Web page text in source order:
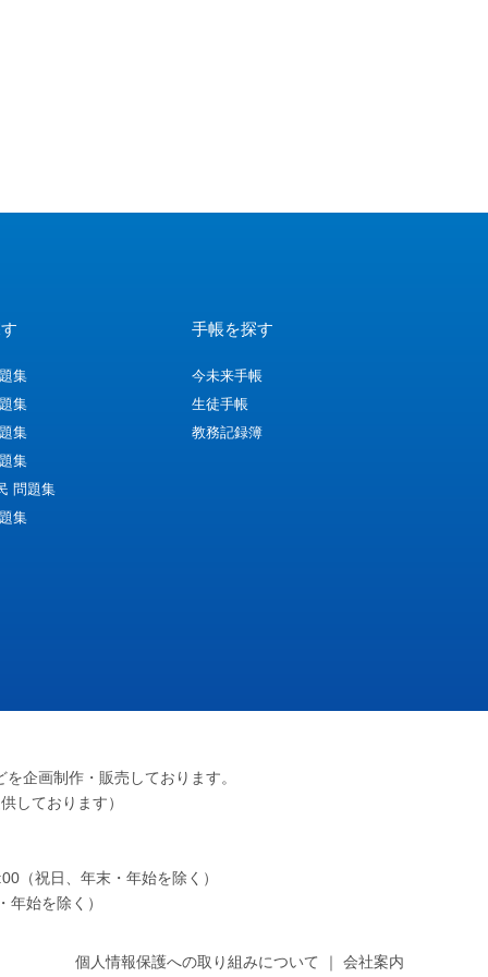
集
集
集
集
問題集
集
手帳を探す
今未来手帳
生徒手帳
教務記録簿
企画制作・販売しております。
しております）
（祝日、年末・年始を除く）
始を除く）
個人情報保護への取り組みについて ｜ 会社案内